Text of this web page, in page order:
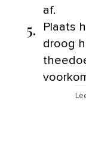
af.
5.
Plaats
droog